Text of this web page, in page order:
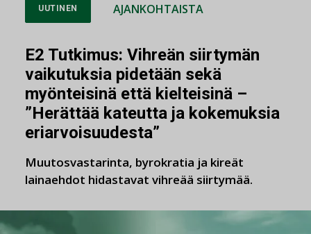
UUTINEN AJANKOHTAISTA
E2 Tutkimus: Vihreän siirtymän
vaikutuksia pidetään sekä
myönteisinä että kielteisinä –
”Herättää kateutta ja kokemuksia
eriarvoisuudesta”
Muutosvastarinta, byrokratia ja kireät
lainaehdot hidastavat vihreää siirtymää.